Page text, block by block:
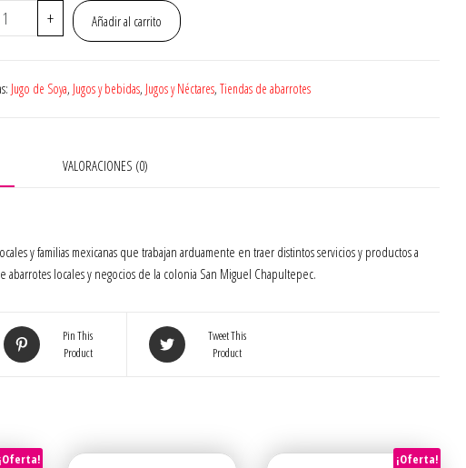
+ Añadir al carrito
Jugo de Soya, Jugos y bebidas, Jugos y Néctares,Tiendas de abarrotes
VALORACIONES (0)
y familias mexicanas que trabajan arduamente en traer distintos servicios y productos a
locales y negocios de la colonia San Miguel Chapultepec.
Pin This
Product
Tweet This
Product
¡Oferta! ¡Oferta!